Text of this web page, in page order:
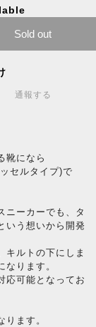
Sold out
通報する
靴になら
セルタイプ)で
ニーカーでも、タ
いう想いから開発
キルトの下にしま
ります。
応可能となってお
ます。